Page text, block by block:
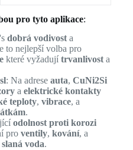
pro tyto aplikace:
dobrá vodivosta
to nejlepší volba pro
které vyžadují trvanlivosta
: Na adrese auta, CuNi2Si
a elektrické kontakty
teploty, vibrace, a
.
odolnost proti korozi
pro ventily, kování, a
slaná voda.